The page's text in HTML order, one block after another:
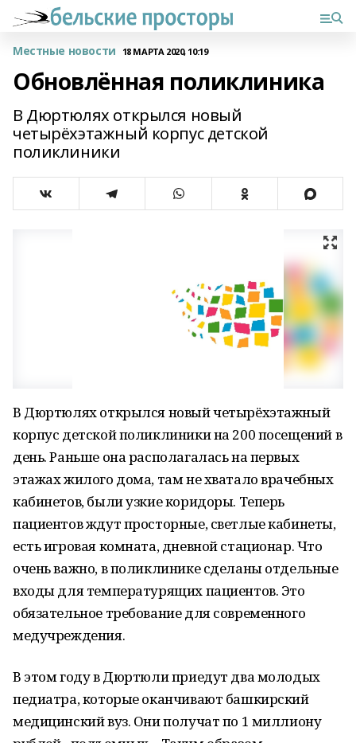
Местные новости 18 МАРТА 2020, 10:19
Обновлённая поликлиника
В Дюртюлях открылся новый
четырёхэтажный корпус детской
поликлиники
В Дюртюлях открылся новый четырёхэтажный
корпус детской поликлиники на 200 посещений в
день. Раньше она располагалась на первых
этажах жилого дома, там не хватало врачебных
кабинетов, были узкие коридоры. Теперь
пациентов ждут просторные, светлые кабинеты,
есть игровая комната, дневной стационар. Что
очень важно, в поликлинике сделаны отдельные
входы для температурящих пациентов. Это
обязательное требование для современного
медучреждения.
В этом году в Дюртюли приедут два молодых
педиатра, которые оканчивают башкирский
медицинский вуз. Они получат по 1 миллиону